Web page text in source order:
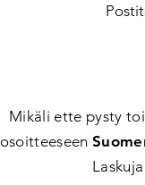
Mikäli ette pysty
osoitteeseen